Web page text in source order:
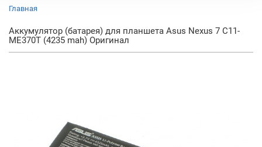
Главная
Аккумулятор (батарея) для планшета Asus Nexus 7 C11-
ME370T (4235 mah) Оригинал